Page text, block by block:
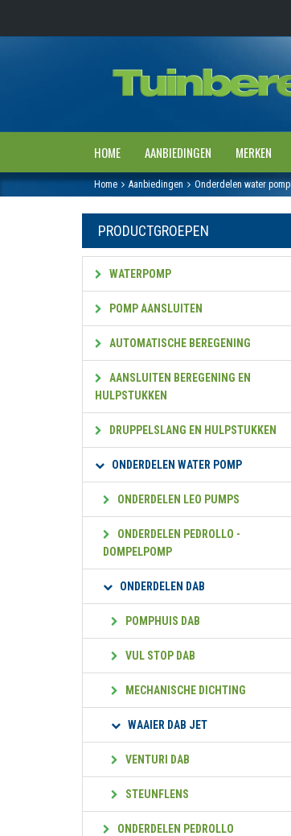
HOME AANBIEDINGEN MERKEN
Home Aanbiedingen Onderdelen water pomp
PRODUCTGROEPEN
WATERPOMP
POMP AANSLUITEN
AUTOMATISCHE BEREGENING
AANSLUITEN BEREGENING EN
HULPSTUKKEN
DRUPPELSLANG EN HULPSTUKKEN
ONDERDELEN WATER POMP
ONDERDELEN LEO PUMPS
ONDERDELEN PEDROLLO -
DOMPELPOMP
ONDERDELEN DAB
POMPHUIS DAB
VUL STOP DAB
MECHANISCHE DICHTING
WAAIER DAB JET
VENTURI DAB
STEUNFLENS
ONDERDELEN PEDROLLO